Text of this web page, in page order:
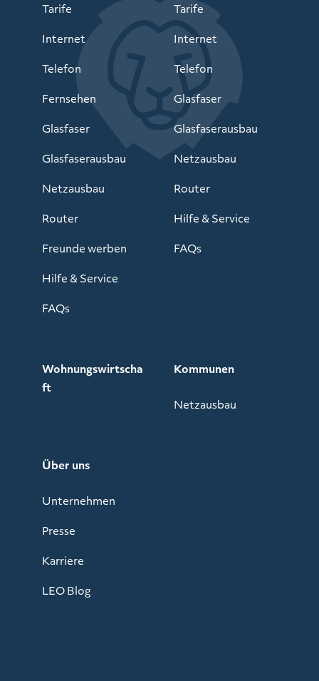
Tarife
Internet
Telefon
Fernsehen
Glasfaser
Glasfaserausbau
Netzausbau
Router
Freunde werben
Hilfe & Service
FAQs
Tarife
Internet
Telefon
Glasfaser
Glasfaserausbau
Netzausbau
Router
Hilfe & Service
FAQs
Wohnungswirtscha
ft
Kommunen
Netzausbau
Über uns
Unternehmen
Presse
Karriere
LEO Blog